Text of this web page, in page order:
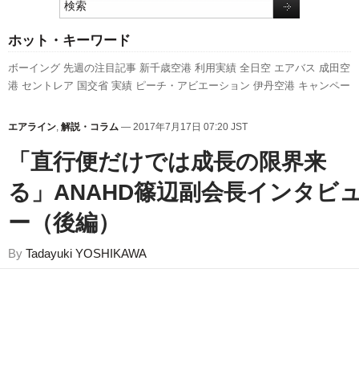
ホット・キーワード
ボーイング 先週の注目記事 新千歳空港 利用実績 全日空 エアバス 成田空
港 セントレア 国交省 実績 ピーチ・アビエーション 伊丹空港 キャンペー
路線 訪日客 客室乗務員 LCC 旅客数 羽田空港 発着回数
空港 A320
エアライン, 解説・コラム — 2017年7月17日 07:20 JST
「直行便だけでは成長の限界来
る」ANAHD篠辺副会長インタビ
ー（後編）
By Tadayuki YOSHIKAWA